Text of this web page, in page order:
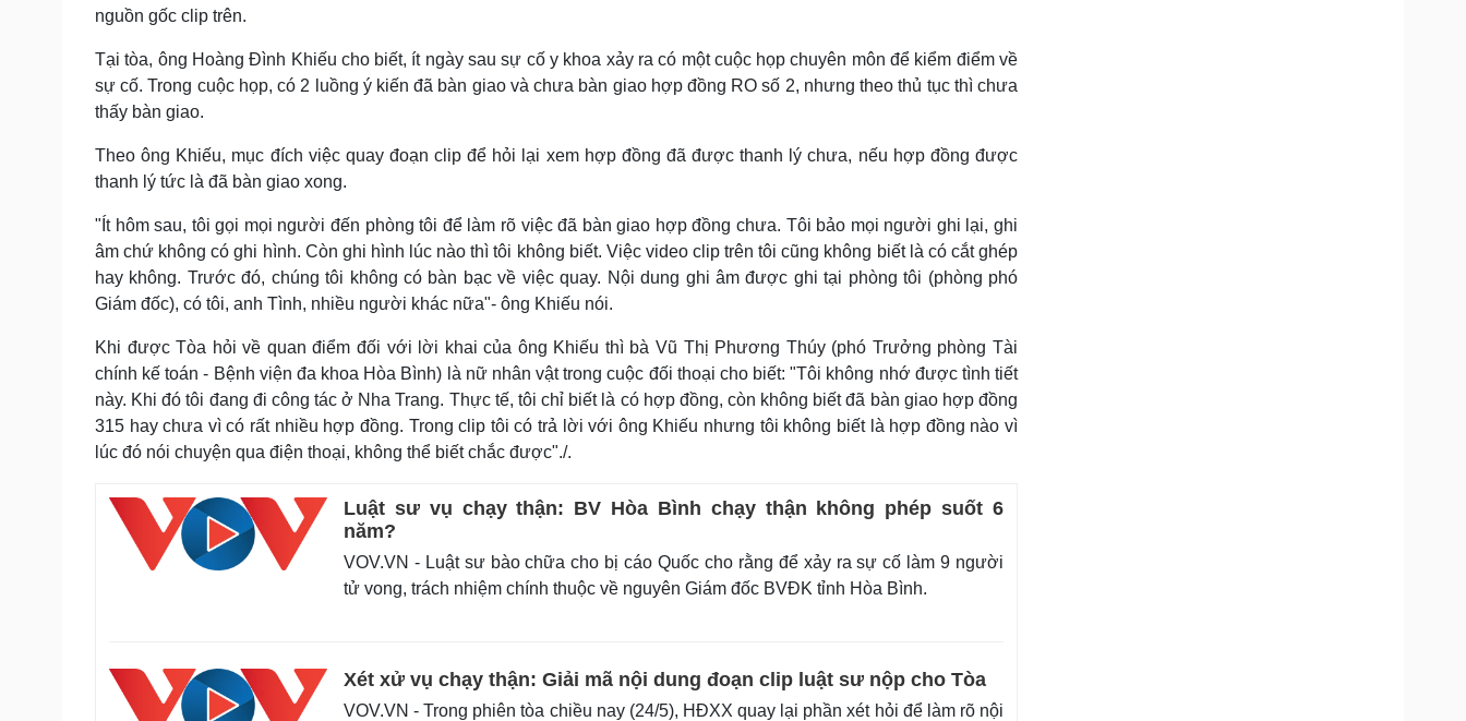
nguồn gốc clip trên.
Tại tòa, ông Hoàng Đình Khiếu cho biết, ít ngày sau sự cố y khoa xảy ra có một cuộc họp chuyên môn để kiểm điểm về
sự cố. Trong cuộc họp, có 2 luồng ý kiến đã bàn giao và chưa bàn giao hợp đồng RO số 2, nhưng theo thủ tục thì chưa
thấy bàn giao.
Theo ông Khiếu, mục đích việc quay đoạn clip để hỏi lại xem hợp đồng đã được thanh lý chưa, nếu hợp đồng được
thanh lý tức là đã bàn giao xong.
"Ít hôm sau, tôi gọi mọi người đến phòng tôi để làm rõ việc đã bàn giao hợp đồng chưa. Tôi bảo mọi người ghi lại, ghi
âm chứ không có ghi hình. Còn ghi hình lúc nào thì tôi không biết. Việc video clip trên tôi cũng không biết là có cắt ghép
hay không. Trước đó, chúng tôi không có bàn bạc về việc quay. Nội dung ghi âm được ghi tại phòng tôi (phòng phó
Giám đốc), có tôi, anh Tình, nhiều người khác nữa"- ông Khiếu nói.
Khi được Tòa hỏi về quan điểm đối với lời khai của ông Khiếu thì bà Vũ Thị Phương Thúy (phó Trưởng phòng Tài
chính kế toán - Bệnh viện đa khoa Hòa Bình) là nữ nhân vật trong cuộc đối thoại cho biết: "Tôi không nhớ được tình tiết
này. Khi đó tôi đang đi công tác ở Nha Trang. Thực tế, tôi chỉ biết là có hợp đồng, còn không biết đã bàn giao hợp đồng
315 hay chưa vì có rất nhiều hợp đồng. Trong clip tôi có trả lời với ông Khiếu nhưng tôi không biết là hợp đồng nào vì
lúc đó nói chuyện qua điện thoại, không thể biết chắc được"./.
Luật sư vụ chạy thận: BV Hòa Bình chạy thận không phép suốt 6
năm?
VOV.VN - Luật sư bào chữa cho bị cáo Quốc cho rằng để xảy ra sự cố làm 9 người
tử vong, trách nhiệm chính thuộc về nguyên Giám đốc BVĐK tỉnh Hòa Bình.
Xét xử vụ chạy thận: Giải mã nội dung đoạn clip luật sư nộp cho Tòa
VOV.VN - Trong phiên tòa chiều nay (24/5), HĐXX quay lại phần xét hỏi để làm rõ nội